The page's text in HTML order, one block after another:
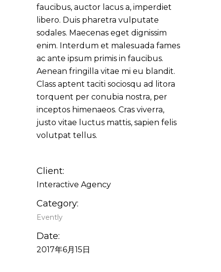
faucibus, auctor lacus a, imperdiet
libero. Duis pharetra vulputate
sodales. Maecenas eget dignissim
enim. Interdum et malesuada fames
ac ante ipsum primis in faucibus.
Aenean fringilla vitae mi eu blandit.
Class aptent taciti sociosqu ad litora
torquent per conubia nostra, per
inceptos himenaeos. Cras viverra,
justo vitae luctus mattis, sapien felis
volutpat tellus.
Client:
Interactive Agency
Category:
Evently
Date:
2017年6月15日